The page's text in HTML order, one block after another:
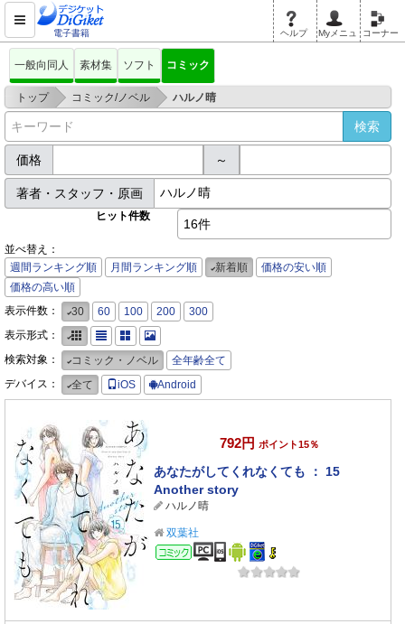
電子書籍 ヘルプ Myメニュ コーナー
一般向同人 素材集 ソフト コミック
トップ > コミック/ノベル > ハルノ晴
価格 ～
著者・スタッフ・原画
ヒット件数
16件
並べ替え：
週間ランキング順
月間ランキング順 新着順
価格の安い順
価格の高い順
表示件数：
30 60 100 200
300
表示形式：
検索対象：
コミック・ノベル
全年齢全て
デバイス：
全て iOS Android
792円 ポイント15％
あなたがしてくれなくても ： 15
Another story
ハルノ晴
双葉社
コミック